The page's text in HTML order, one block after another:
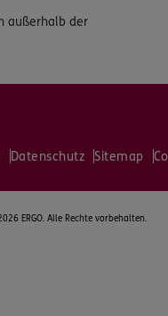
außerhalb der
Datenschutz Sitemap
ERGO. Alle Rechte vorbehalten.